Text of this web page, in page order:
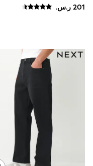
Travel Bags
Boden
Lipsy
Love & Roses
Mint Velvet
Monsoon
River Island
SCHOOWEAR
Schoolwear
Shoes
Trousers
Shorts
Shirts